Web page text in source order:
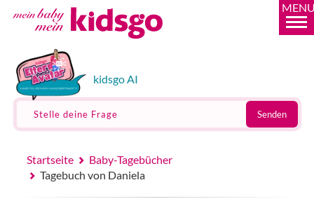
kidsgo AI
Stelle deine Frage Senden
Startseite
Baby-Tagebücher
Tagebuch von Daniela